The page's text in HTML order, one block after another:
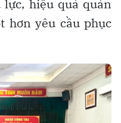
hiệu quả quản
hơn yêu cầu phục